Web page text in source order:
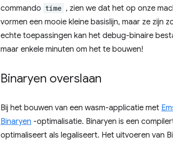
commando time , zien we dat het op onze
vormen een mooie kleine basislijn, maar ze zijn
echte toepassingen kan het debug-binaire
maar enkele minuten om het te bouwen!
Binaryen overslaan
Bij het bouwen van een wasm-applicatie met
Binaryen -optimalisatie. Binaryen is een
optimaliseert als legaliseert. Het uitvoeren van